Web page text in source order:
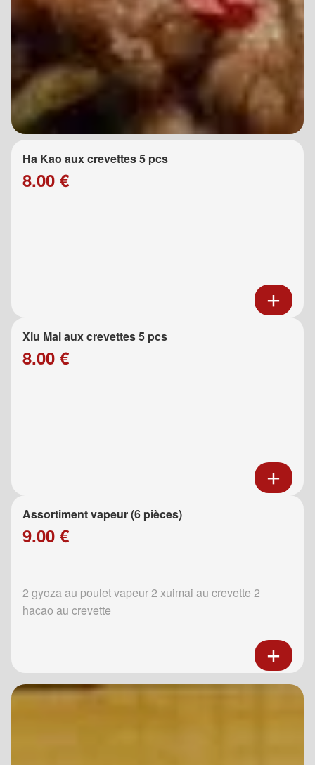
Ha Kao aux crevettes 5 pcs
8.00 €
Xiu Mai aux crevettes 5 pcs
8.00 €
Assortiment vapeur (6 pièces)
9.00 €
2 gyoza au poulet vapeur 2 xuimai au crevette 2
hacao au crevette